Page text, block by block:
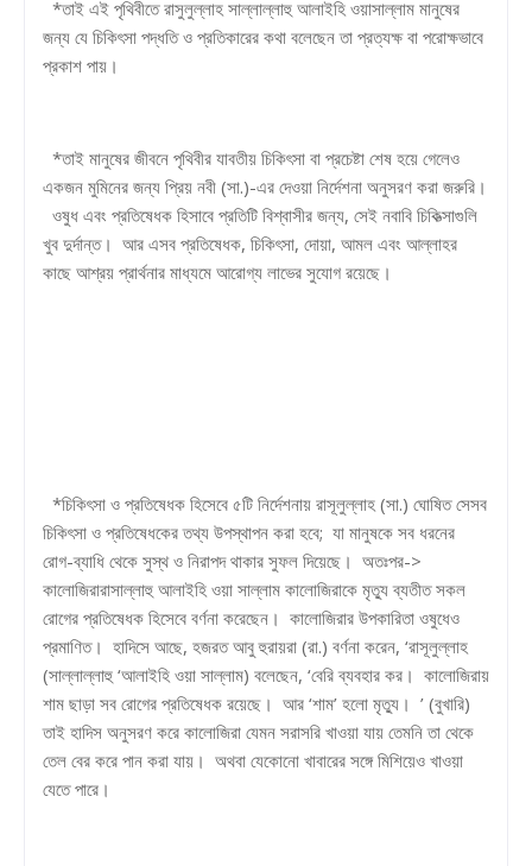
*তাই এই পৃথিবীতে রাসুলুল্লাহ সাল্লাল্লাহু আলাইহি ওয়াসাল্লাম মানুষের
জন্য যে চিকিৎসা পদ্ধতি ও প্রতিকারের কথা বলেছেন তা প্রত্যক্ষ বা পরোক্ষভাবে
প্রকাশ পায়।
*তাই মানুষের জীবনে পৃথিবীর যাবতীয় চিকিৎসা বা প্রচেষ্টা শেষ হয়ে গেলেও
একজন মুমিনের জন্য প্রিয় নবী (সা.)-এর দেওয়া নির্দেশনা অনুসরণ করা জরুরি।
ওষুধ এবং প্রতিষেধক হিসাবে প্রতিটি বিশ্বাসীর জন্য, সেই নবাবি চিকিত্সাগুলি
খুব দুর্দান্ত। আর এসব প্রতিষেধক, চিকিৎসা, দোয়া, আমল এবং আল্লাহর
কাছে আশ্রয় প্রার্থনার মাধ্যমে আরোগ্য লাভের সুযোগ রয়েছে।
*চিকিৎসা ও প্রতিষেধক হিসেবে ৫টি নির্দেশনায় রাসূলুল্লাহ (সা.) ঘোষিত সেসব
চিকিৎসা ও প্রতিষেধকের তথ্য উপস্থাপন করা হবে; যা মানুষকে সব ধরনের
রোগ-ব্যাধি থেকে সুস্থ ও নিরাপদ থাকার সুফল দিয়েছে। অতঃপর->
কালোজিরারাসাল্লাহু আলাইহি ওয়া সাল্লাম কালোজিরাকে মৃত্যু ব্যতীত সকল
রোগের প্রতিষেধক হিসেবে বর্ণনা করেছেন। কালোজিরার উপকারিতা ওষুধেও
প্রমাণিত। হাদিসে আছে, হজরত আবু হুরায়রা (রা.) বর্ণনা করেন, ‘রাসূলুল্লাহ
(সাল্লাল্লাহু ‘আলাইহি ওয়া সাল্লাম) বলেছেন, ‘বেরি ব্যবহার কর। কালোজিরায়
শাম ছাড়া সব রোগের প্রতিষেধক রয়েছে। আর ‘শাম’ হলো মৃত্যু। ’ (বুখারি)
তাই হাদিস অনুসরণ করে কালোজিরা যেমন সরাসরি খাওয়া যায় তেমনি তা থেকে
তেল বের করে পান করা যায়। অথবা যেকোনো খাবারের সঙ্গে মিশিয়েও খাওয়া
যেতে পারে।